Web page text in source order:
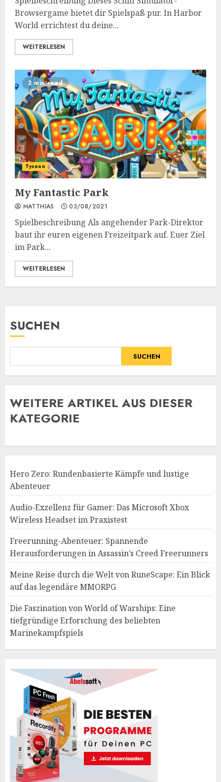
Browsergame bietet dir Spielspaß pur. In Harbor
World errichtest du deine...
WEITERLESEN
2 min read
Tycoon
My Fantastic Park
MATTHIAS 03/08/2021
Spielbeschreibung Als angehender Park-Direktor
baut ihr euren eigenen Freizeitpark auf. Euer Ziel
im Park...
WEITERLESEN
SUCHEN
SUCHEN
WEITERE ARTIKEL AUS DIESER
KATEGORIE
Hero Zero: Rundenbasierte Kämpfe und lustige
Abenteuer
Audio-Exzellenz für Gamer: Das Microsoft Xbox
Wireless Headset im Praxistest
Freerunning-Abenteuer: Spannende
Herausforderungen in Assassin’s Creed Freerunners
Meine Reise durch die Welt von RuneScape: Ein Blick
auf das legendäre MMORPG
Die Faszination von World of Warships: Eine
tiefgründige Erforschung des beliebten
Marinekampfspiels